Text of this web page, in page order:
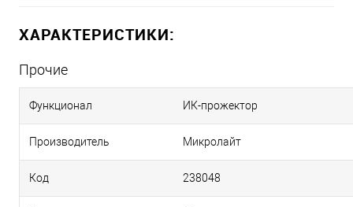
ХАРАКТЕРИСТИКИ:
Прочие
Функционал ИК-прожектор
Производитель Микролайт
Код 238048